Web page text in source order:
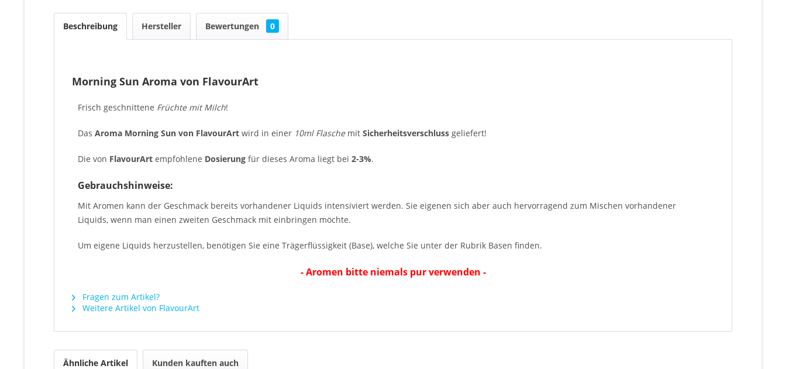
Beschreibung Hersteller Bewertungen 0
Morning Sun Aroma von FlavourArt
Frisch geschnittene Früchte mit Milch!
Das Aroma Morning Sun von FlavourArt wird in einer 10ml Flaschemit Sicherheitsverschluss geliefert!
Die von FlavourArt empfohlene Dosierung für dieses Aroma liegt bei 2-3%.
Gebrauchshinweise:
Mit Aromen kann der Geschmack bereits vorhandener Liquids intensiviert werden. Sie eigenen sich aber auch hervorragend zum Mischen vorhandener
Liquids, wenn man einen zweiten Geschmack mit einbringen möchte.
Um eigene Liquids herzustellen, benötigen Sie eine Trägerflüssigkeit (Base), welche Sie unter der Rubrik Basen finden.
- Aromen bitte niemals pur verwenden -
Fragen zum Artikel?
Weitere Artikel von FlavourArt
Ähnliche Artikel Kunden kauften auch